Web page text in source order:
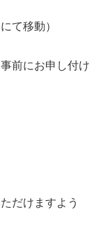
て移動）
前にお申し付け
だけますよう